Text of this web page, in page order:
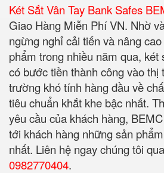
Két Sắt Vân Tay Bank Safes
Giao Hàng Miễn Phí VN. Nhờ
ngừng nghỉ cải tiến và nâng
phẩm trong nhiều năm qua, két
có bước tiền thành công vào
trường khó tính hàng đầu về
tiêu chuẩn khắt khe bậc nhất.
yêu cầu của khách hàng,
tới khách hàng những sản
nhất. Liên hệ ngay chúng tôi
0982770404.